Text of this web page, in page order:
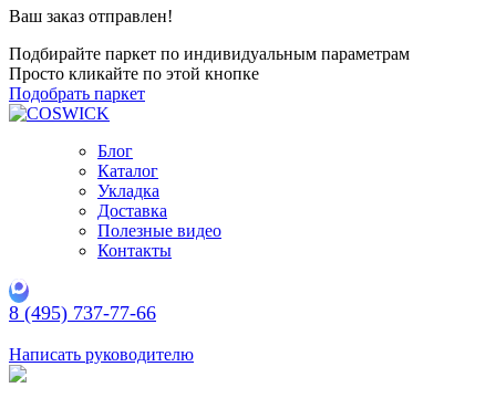
Ваш заказ отправлен!
Подбирайте паркет по индивидуальным параметрам
Просто кликайте по этой кнопке
Подобрать паркет
Блог
Каталог
Укладка
Доставка
Полезные видео
Контакты
8 (495) 737-77-66
Написать руководителю